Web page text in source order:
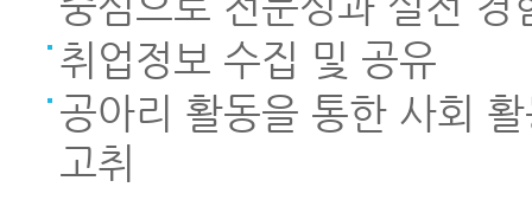
취업정보 수집 및 공유
공아리 활동을 통한 사회
고취